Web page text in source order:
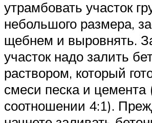
утрамбовать участок
небольшого размера,
щебнем и выровнять.
участок надо залить
раствором, который
смеси песка и цемента
соотношении 4:1).